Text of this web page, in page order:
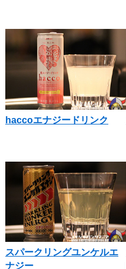
haccoエナジードリンク
スパークリングユンケルエ
ナジー